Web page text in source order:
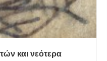
και νεότερα